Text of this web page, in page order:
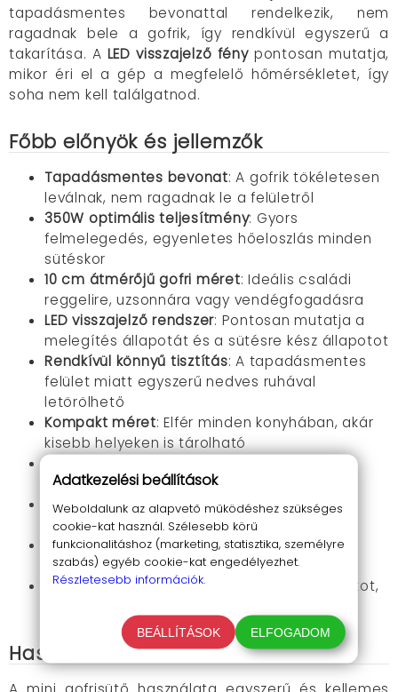
tapadásmentes bevonattal rendelkezik, nem
ragadnak bele a gofrik, így rendkívül egyszerű a
takarítása. A LED visszajelző fénypontosan mutatja,
mikor éri el a gép a megfelelő hőmérsékletet, így
soha nem kell találgatnod.
Főbb előnyök és jellemzők
Tapadásmentes bevonat: A gofrik tökéletesen
leválnak, nem ragadnak le a felületről
350W optimális teljesítmény: Gyors
felmelegedés, egyenletes hőeloszlás minden
sütéskor
10 cm átmérőjű gofri méret: Ideális családi
reggelire, uzsonnára vagy vendégfogadásra
LED visszajelző rendszer: Pontosan mutatja a
melegítés állapotát és a sütésre kész állapotot
Rendkívül könnyű tisztítás: A tapadásmentes
felület miatt egyszerű nedves ruhával
letörölhető
Kompakt méret: Elfér minden konyhában, akár
kisebb helyeken is tárolható
csak csatlakoztasd és használd
Gyors elkészítés: Percek alatt fogyasztásra
kész gofrikat süthetsz
Biztonságos használat: Stabil konstrukció,
megbízható működés
Sokoldalúság: Készíthetsz benne tojást, sajtot,
Használat és alkalmazás
Adatkezelési beállítások
Weboldalunk az alapvető működéshez szükséges
cookie-kat használ. Szélesebb körű
funkcionalitáshoz (marketing, statisztika, személyre
szabás) egyéb cookie-kat engedélyezhet.
Részletesebb információk.
BEÁLLÍTÁSOK ELFOGADOM